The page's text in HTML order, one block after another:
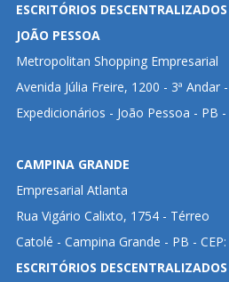
ESCRITÓRIOS
JOÃO PESSOA
Metropolitan Shopping Empresarial
Avenida Júlia Freire, 1200 - 3ª Andar
Expedicionários - João Pessoa - PB -
CAMPINA GRANDE
Empresarial Atlanta
Rua Vigário Calixto, 1754 - Térreo
Catolé - Campina Grande - PB -
ESCRITÓRIOS